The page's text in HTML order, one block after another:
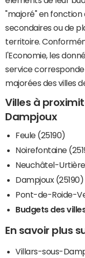
"majoré" en fonction
secondaires ou de
territoire.
l'Economie, les
service
majorées des villes
Villes à
Dampjoux
Feule (25190)
Noirefontaine
Neuchâtel-
Dampjoux (25190)
Pont-de-Roide-
Budgets des
En savoir plus
Villars-sous-